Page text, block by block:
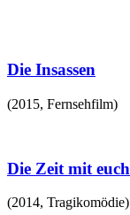
Die Insassen
(2015, Fernsehfilm)
Die Zeit mit euch
(2014, Tragikomödie)